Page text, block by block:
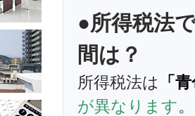
●所得税法
間は？
所得税法は
「
が異なります。